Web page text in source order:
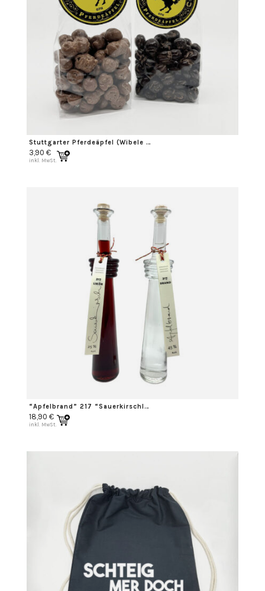
Stuttgarter Pferdeäpfel (Wibele mit Schokoüberzug)
3,90 €
inkl. MwSt.
“Apfelbrand” 217 “Sauerkirschlikör”217
18,90 €
inkl. MwSt.